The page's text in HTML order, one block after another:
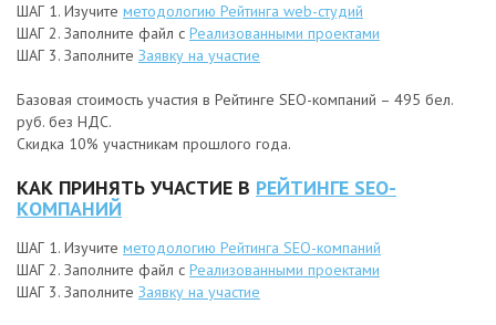
ШАГ 1. Изучите методологию Рейтинга web-студий
ШАГ 2. Заполните файл с Реализованными проектами
ШАГ 3. Заполните Заявку на участие
Базовая стоимость участия в Рейтинге SEO-компаний – 495 бел.
руб. без НДС.
Скидка 10% участникам прошлого года.
КАК ПРИНЯТЬ УЧАСТИЕ В РЕЙТИНГЕ SEO-
КОМПАНИЙ
ШАГ 1. Изучите методологию Рейтинга SEO-компаний
ШАГ 2. Заполните файл с Реализованными проектами
ШАГ 3. Заполните Заявку на участие